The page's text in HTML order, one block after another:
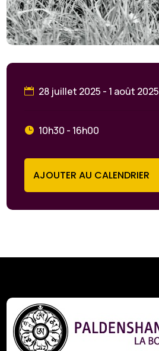
28 juillet 2025 - 1 août 2025
10h30 - 16h00
AJOUTER AU CALENDRIER